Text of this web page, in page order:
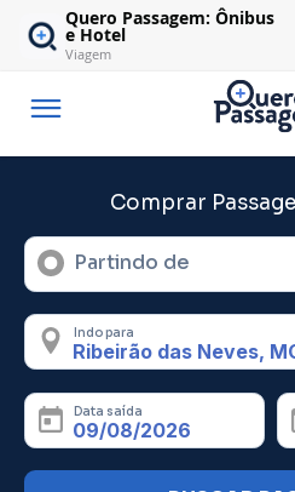
Quero Passagem: Ônibus
e Hotel
Viagem
Comprar
Partindo de
Indo para
Data saída